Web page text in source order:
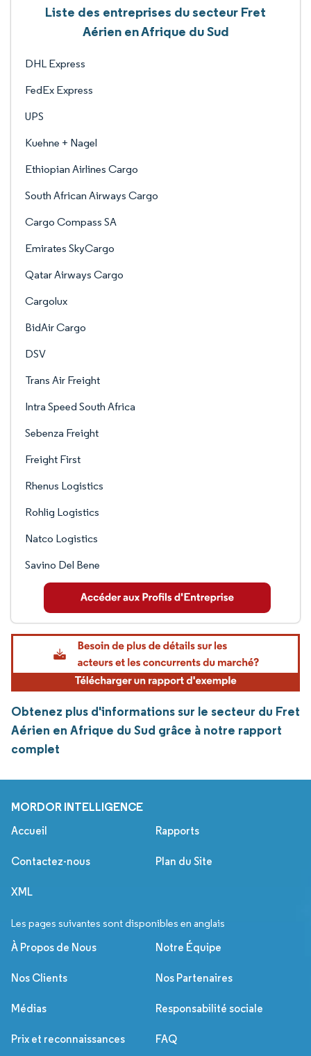
Liste des entreprises du secteur Fret
Aérien en Afrique du Sud
DHL Express
FedEx Express
UPS
Kuehne + Nagel
Ethiopian Airlines Cargo
South African Airways Cargo
Cargo Compass SA
Emirates SkyCargo
Qatar Airways Cargo
Cargolux
BidAir Cargo
DSV
Trans Air Freight
Intra Speed South Africa
Sebenza Freight
Freight First
Rhenus Logistics
Rohlig Logistics
Natco Logistics
Savino Del Bene
Obtenez plus d'informations sur le secteur du Fret
Aérien en Afrique du Sud grâce à notre rapport
complet
MORDOR INTELLIGENCE
Accueil Rapports
Contactez-nous Plan du Site
XML
Les pages suivantes sont disponibles en anglais
À Propos de Nous Notre Équipe
Nos Clients Nos Partenaires
Médias Responsabilité sociale
Prix et reconnaissances FAQ